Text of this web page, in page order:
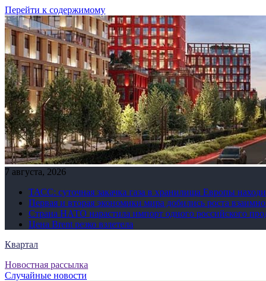
Перейти к содержимому
7 августа, 2026
ТАСС: суточная закачка газа в хранилища Европы
Первая и вторая экономики мира добились роста
Страна НАТО нарастила импорт одного российского
Цена Brent резко взлетела
Квартал
Новостная рассылка
Случайные новости